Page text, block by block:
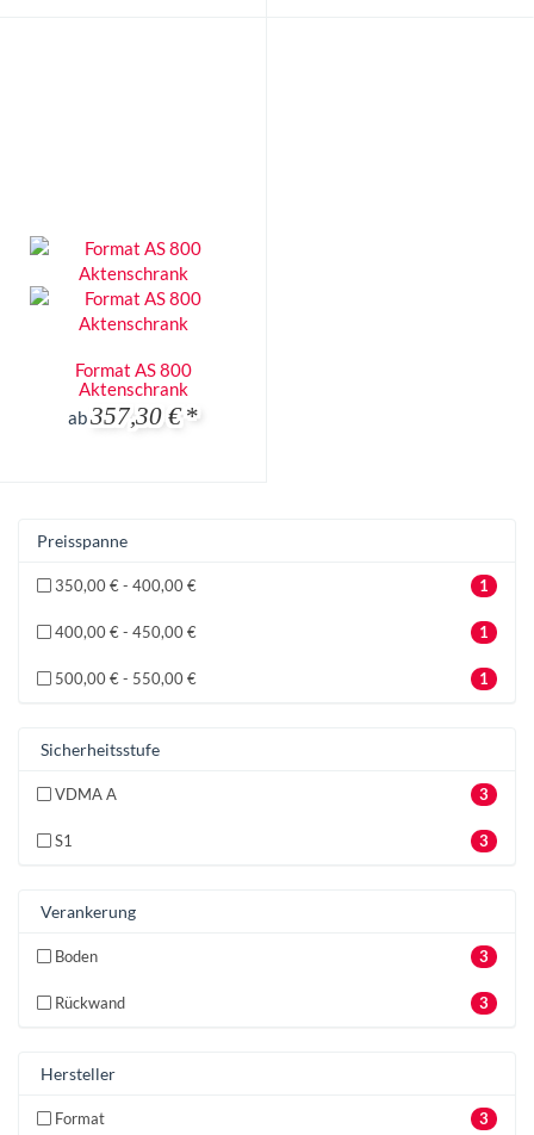
Format AS 800
Aktenschrank
ab357,30 € *
Preisspanne
1
350,00 € - 400,00 €
1
400,00 € - 450,00 €
1
500,00 € - 550,00 €
Sicherheitsstufe
3
VDMA A
3
S1
Verankerung
3
Boden
3
Rückwand
Hersteller
3
Format